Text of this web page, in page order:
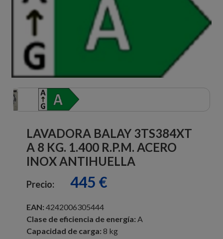
LAVADORA BALAY 3TS384XT
A 8 KG. 1.400 R.P.M. ACERO
INOX ANTIHUELLA
Precio: 445 €
EAN: 4242006305444
Clase de eficiencia de energía: A
Capacidad de carga: 8 kg